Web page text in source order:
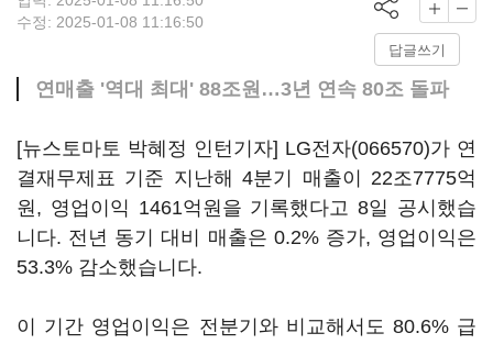
수정: 2025-01-08 11:16:50
답글쓰기
연매출 '역대 최대' 88조원…3년 연속 80조 돌파
[뉴스토마토 박혜정 인턴기자] LG전자(066570)가 연
결재무제표 기준 지난해 4분기 매출이 22조7775억
원, 영업이익 1461억원을 기록했다고 8일 공시했습
니다. 전년 동기 대비 매출은 0.2% 증가, 영업이익은
53.3% 감소했습니다.
이 기간 영업이익은 전분기와 비교해서도 80.6% 급